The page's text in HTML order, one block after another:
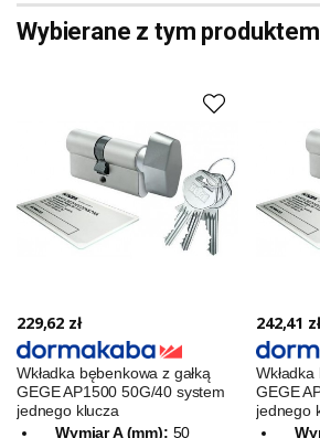
Wybierane z tym produktem
229,62 zł
Wkładka bębenkowa z gałką
GEGE AP1500 50G/40 system
jednego klucza
Wymiar A (mm): 50
242,41 zł
GEGE
jednego